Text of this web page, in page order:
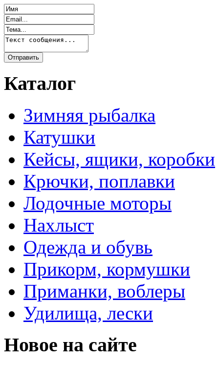
Каталог
Зимняя рыбалка
Катушки
Кейсы, ящики, коробки
Крючки, поплавки
Лодочные моторы
Нахлыст
Одежда и обувь
Прикорм, кормушки
Приманки, воблеры
Удилища, лески
Новое на сайте